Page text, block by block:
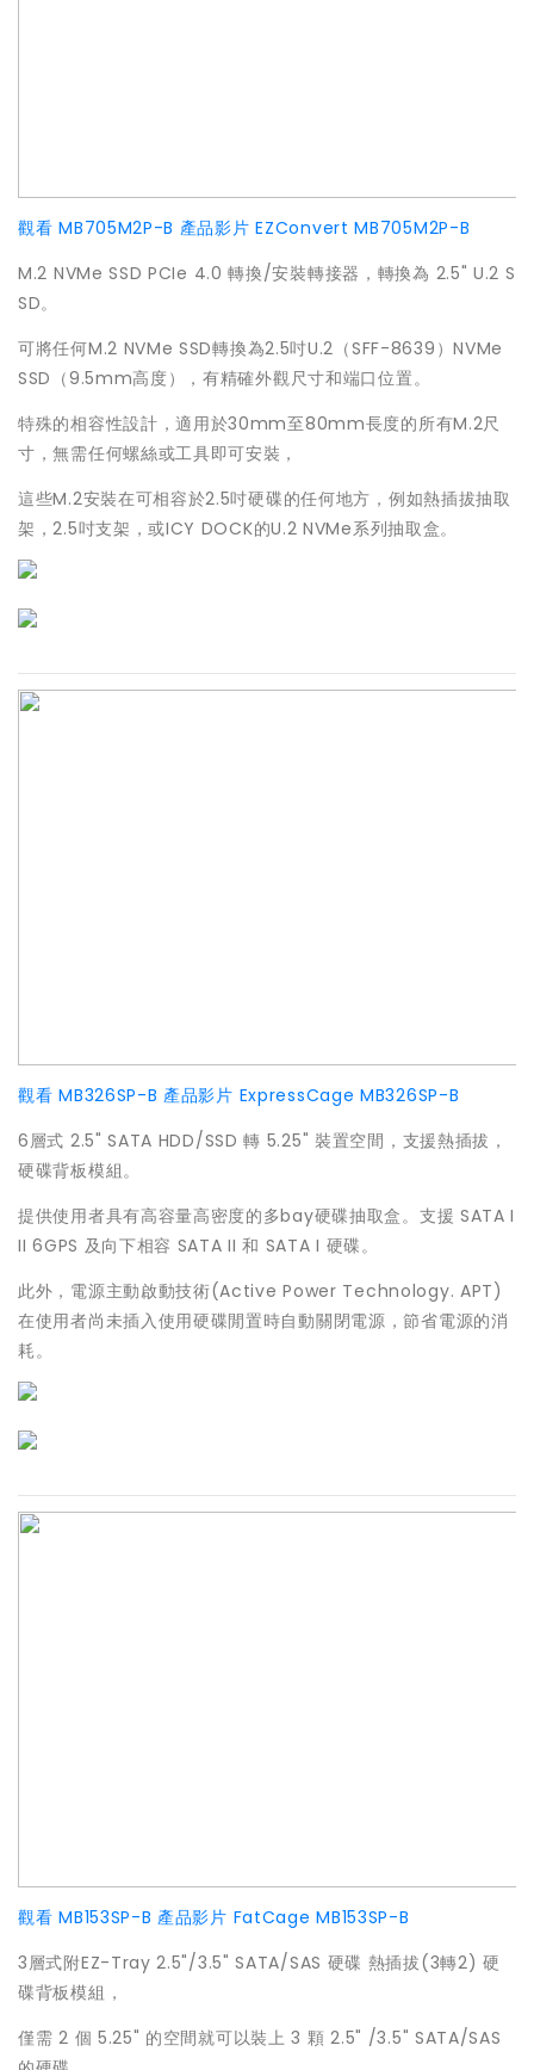
觀看 MB705M2P-B 產品影片 EZConvert MB705M2P-B
M.2 NVMe SSD PCIe 4.0 轉換/安裝轉接器，轉換為 2.5" U.2 S
SD。
可將任何M.2 NVMe SSD轉換為2.5吋U.2（SFF-8639）NVMe
SSD（9.5mm高度），有精確外觀尺寸和端口位置。
特殊的相容性設計，適用於30mm至80mm長度的所有M.2尺
寸，無需任何螺絲或工具即可安裝，
這些M.2安裝在可相容於2.5吋硬碟的任何地方，例如熱插拔抽取
架，2.5吋支架，或ICY DOCK的U.2 NVMe系列抽取盒。
觀看 MB326SP-B 產品影片 ExpressCage MB326SP-B
6層式 2.5" SATA HDD/SSD 轉 5.25" 裝置空間，支援熱插拔，
硬碟背板模組。
提供使用者具有高容量高密度的多bay硬碟抽取盒。支援 SATA I
II 6GPS 及向下相容 SATA II 和 SATA I 硬碟。
此外，電源主動啟動技術(Active Power Technology. APT)
在使用者尚未插入使用硬碟閒置時自動關閉電源，節省電源的消
耗。
觀看 MB153SP-B 產品影片 FatCage MB153SP-B
3層式附EZ-Tray 2.5"/3.5" SATA/SAS 硬碟 熱插拔(3轉2) 硬
碟背板模組，
僅需 2 個 5.25" 的空間就可以裝上 3 顆 2.5" /3.5" SATA/SAS